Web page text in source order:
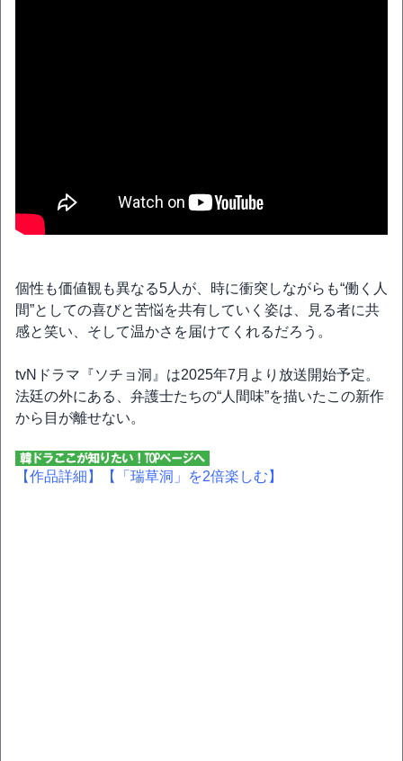
個性も価値観も異なる5人が、時に衝突しながらも“働く人
間”としての喜びと苦悩を共有していく姿は、見る者に共
感と笑い、そして温かさを届けてくれるだろう。
tvNドラマ『ソチョ洞』は2025年7月より放送開始予定。
法廷の外にある、弁護士たちの“人間味”を描いたこの新作
から目が離せない。
【作品詳細】 【「瑞草洞」を2倍楽しむ】